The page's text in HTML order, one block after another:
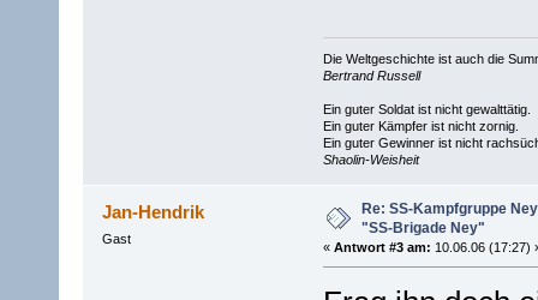
Die Weltgeschichte ist auch die
Bertrand Russell
Ein guter Soldat ist nicht gewalttätig.
Ein guter Kämpfer ist nicht zornig.
Ein guter Gewinner ist nicht
Shaolin-Weisheit
Jan-Hendrik
Gast
Re: SS-Kampfgruppe
"SS-Brigade Ney"
« Antwort #3 am: 10.06.06 (17:27)